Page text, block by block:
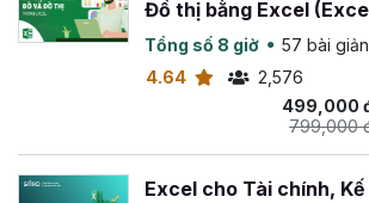
bạn không hài lòng về khóa học này.
Chúc bạn thành công!
Đồ thị bằng Excel
Visualization)
Tổng số 8 giờ
57 bài
4.64
2,576
499,000
799,000
Excel cho Tài chính,